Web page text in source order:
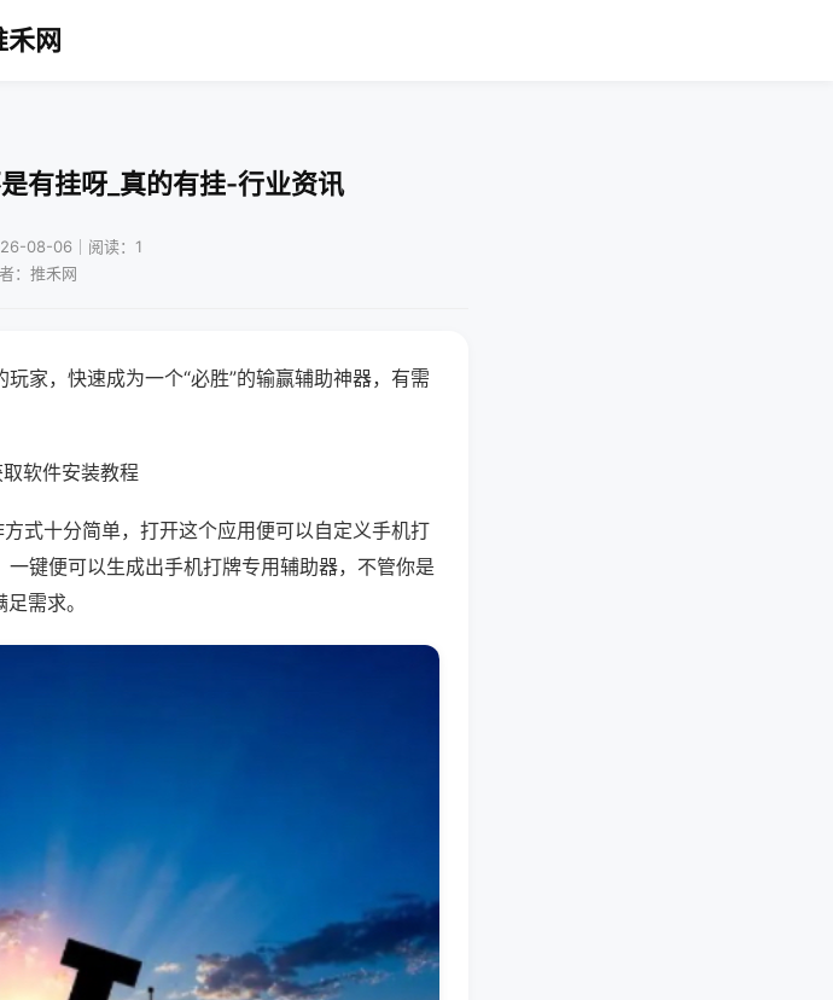
禾网
有挂呀_真的有挂-行业资讯
08-06｜阅读：1
：推禾网
家，快速成为一个“必胜”的输赢辅助神器，有需
软件安装教程
式十分简单，打开这个应用便可以自定义手机打
键便可以生成出手机打牌专用辅助器，不管你是
需求。